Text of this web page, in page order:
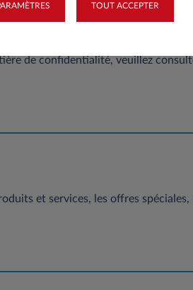
personnelles collectées
de confidentialité, veuillez
et services, les offres
TOUT ACCEPTER